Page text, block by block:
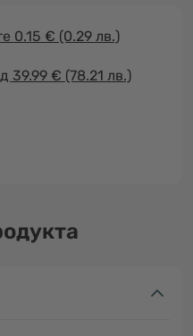
0.15 € (0.29 лв.)
39.99 € (78.21 лв.)